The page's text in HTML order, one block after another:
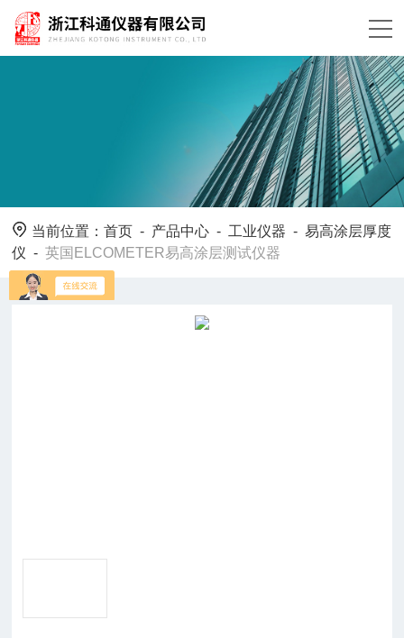
当前位置：首页 - 产品中心 - 工业仪器 -易高涂层厚度
仪 -英国ELCOMETER易高涂层测试仪器